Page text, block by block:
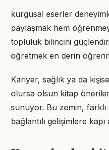
kurgusal eserler
paylaşmak hem
topluluk bilincini
öğretmek en derin
Kariyer, sağlık ya da
olursa olsun kitap
sunuyor. Bu zemin,
bağlantılı gelişimlere kapı